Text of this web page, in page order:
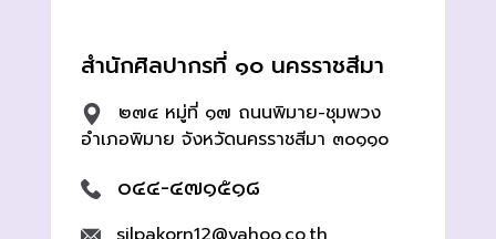
สำนักศิลปากรที่ ๑๐ นครราชสีมา
๒๗๔ หมู่ที่ ๑๗ ถนนพิมาย-ชุมพวง
อำเภอพิมาย จังหวัดนครราชสีมา ๓๐๑๑๐
๐๔๔-๔๗๑๕๑๘